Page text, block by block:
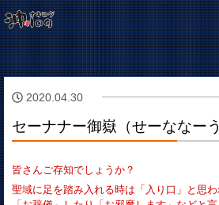
2020.04.30
セーナナー御嶽（せーななー
皆さんご存知でしょうか？
聖域に足を踏み入れる時は「入り口」と思